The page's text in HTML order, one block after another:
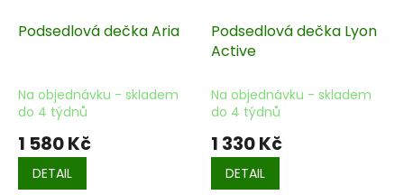
Podsedlová dečka Aria
Na objednávku - skladem
do 4 týdnů
1 580 Kč
DETAIL
Podsedlová dečka Lyon
Active
Na objednávku - skladem
do 4 týdnů
1 330 Kč
DETAIL